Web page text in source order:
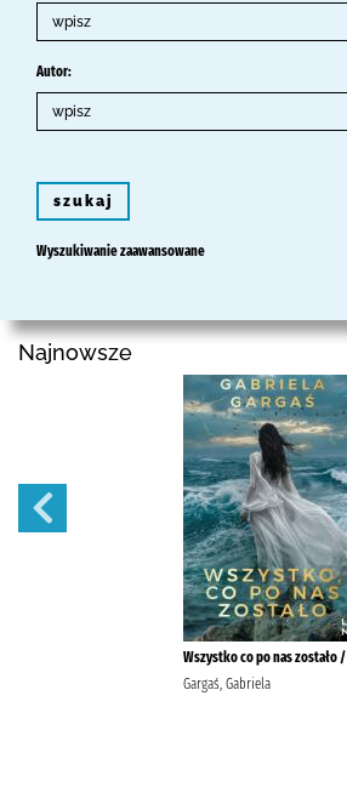
Autor:
szukaj
Wyszukiwanie zaawansowane
Najnowsze
Wszystko co po nas zostało /
Gargaś, Gabriela